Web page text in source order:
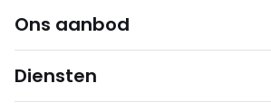
Ons aanbod
Diensten